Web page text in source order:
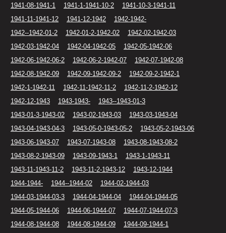
1941-08-1941-1
1941-1-1941-10-2
1941-10-3-1941-11
1941-11-1941-12
1941-12-1942
1942-1942-
1942--1942-01-2
1942-01-2-1942-02
1942-02-1942-03
1942-03-1942-04
1942-04-1942-05
1942-05-1942-06
1942-06-1942-06-2
1942-06-2-1942-07
1942-07-1942-08
1942-08-1942-09
1942-09-1942-09-2
1942-09-2-1942-1
1942-1-1942-11
1942-11-1942-11-2
1942-11-2-1942-12
1942-12-1943
1943-1943-
1943--1943-01-3
1943-01-3-1943-02
1943-02-1943-03
1943-03-1943-04
1943-04-1943-04-3
1943-05-0-1943-05-2
1943-05-2-1943-06
1943-06-1943-07
1943-07-1943-08
1943-08-1943-08-2
1943-08-2-1943-09
1943-09-1943-1
1943-1-1943-11
1943-11-1943-11-2
1943-11-2-1943-12
1943-12-1944
1944-1944-
1944--1944-02
1944-02-1944-03
1944-03-1944-03-3
1944-04-1944-04
1944-04-1944-05
1944-05-1944-06
1944-06-1944-07
1944-07-1944-07-3
1944-08-1944-08
1944-08-1944-09
1944-09-1944-1